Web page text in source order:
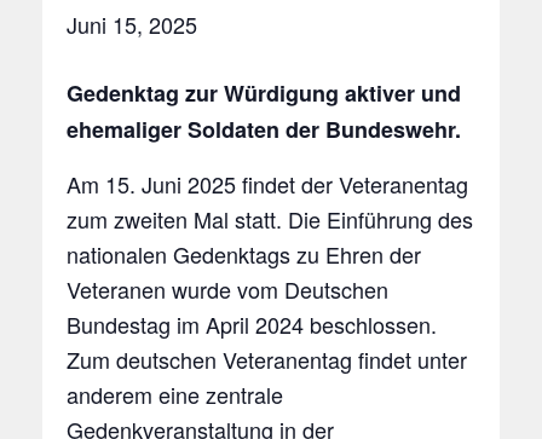
Juni 15, 2025
Gedenktag zur Würdigung aktiver und
ehemaliger Soldaten der Bundeswehr.
Am 15. Juni 2025 findet der Veteranentag
zum zweiten Mal statt. Die Einführung des
nationalen Gedenktags zu Ehren der
Veteranen wurde vom Deutschen
Bundestag im April 2024 beschlossen.
Zum deutschen Veteranentag findet unter
anderem eine zentrale
Gedenkveranstaltung in der